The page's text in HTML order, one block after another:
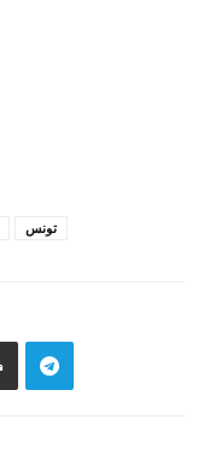
تونس